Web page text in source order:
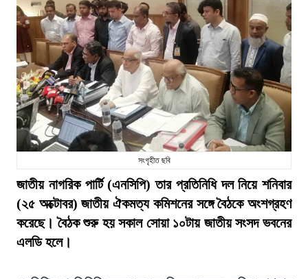
সংগৃহীত ছবি
জাতীয় নাগরিক পার্টি (এনসিপি) তার প্রতিনিধি দল নিয়ে শনিবার
(২৫ অক্টোবর) জাতীয় ঐকমত্য কমিশনের সঙ্গে বৈঠকে অংশগ্রহণ
করেছে। বৈঠক শুরু হয় সকাল সোয়া ১০টায় জাতীয় সংসদ ভবনের
এলডি হলে।